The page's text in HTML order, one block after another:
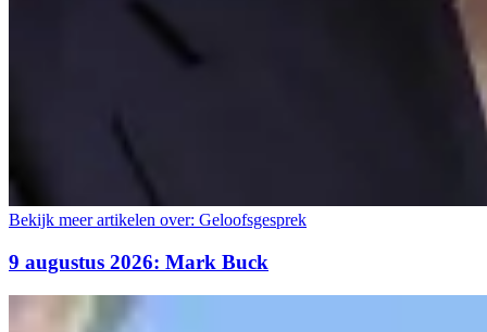
Bekijk meer artikelen over: Geloofsgesprek
9 augustus 2026: Mark Buck